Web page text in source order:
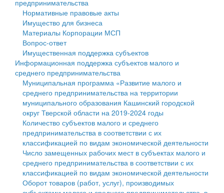
Государственные услуги
Промышленность и АПК
Экономика и бизнес
...
Символика
Устав
Гостям округа
Туризм
Культура
Образование
Здравоохранение
Социальная защита
Фотоальбом
муниципального округа Тверской области
Администрация Кашинского муниципального округа
Тверской области
Управление сельскими территориями
Открытые данные
Работа с обращениями граждан
Муниципальный контроль
Муниципальные услуги
Проекты административных регламентов
Финансовое управление
Бюджет для граждан
Имущество
Выявление правообладателей ранее учтенных
объектов недвижимости
Имущественная поддержка субъектов малого и
среднего предпринимательства
Информационная поддержка субъектов малого и
среднего предпринимательства
предпринимательства
Нормативные правовые акты
Имущество для бизнеса
Материалы Корпорации МСП
Вопрос-ответ
Имущественная поддержка субъектов
Информационная поддержка субъектов малого и
среднего предпринимательства
Муниципальная программа «Развитие малого и
среднего предпринимательства на территории
муниципального образования Кашинский городской
округ Тверской области на 2019-2024 годы
Количество субъектов малого и среднего
предпринимательства в соответствии с их
классификацией по видам экономической деятельности
Число замещенных рабочих мест в субъектах малого и
среднего предпринимательства в соответствии с их
классификацией по видам экономической деятельности
Оборот товаров (работ, услуг), производимых